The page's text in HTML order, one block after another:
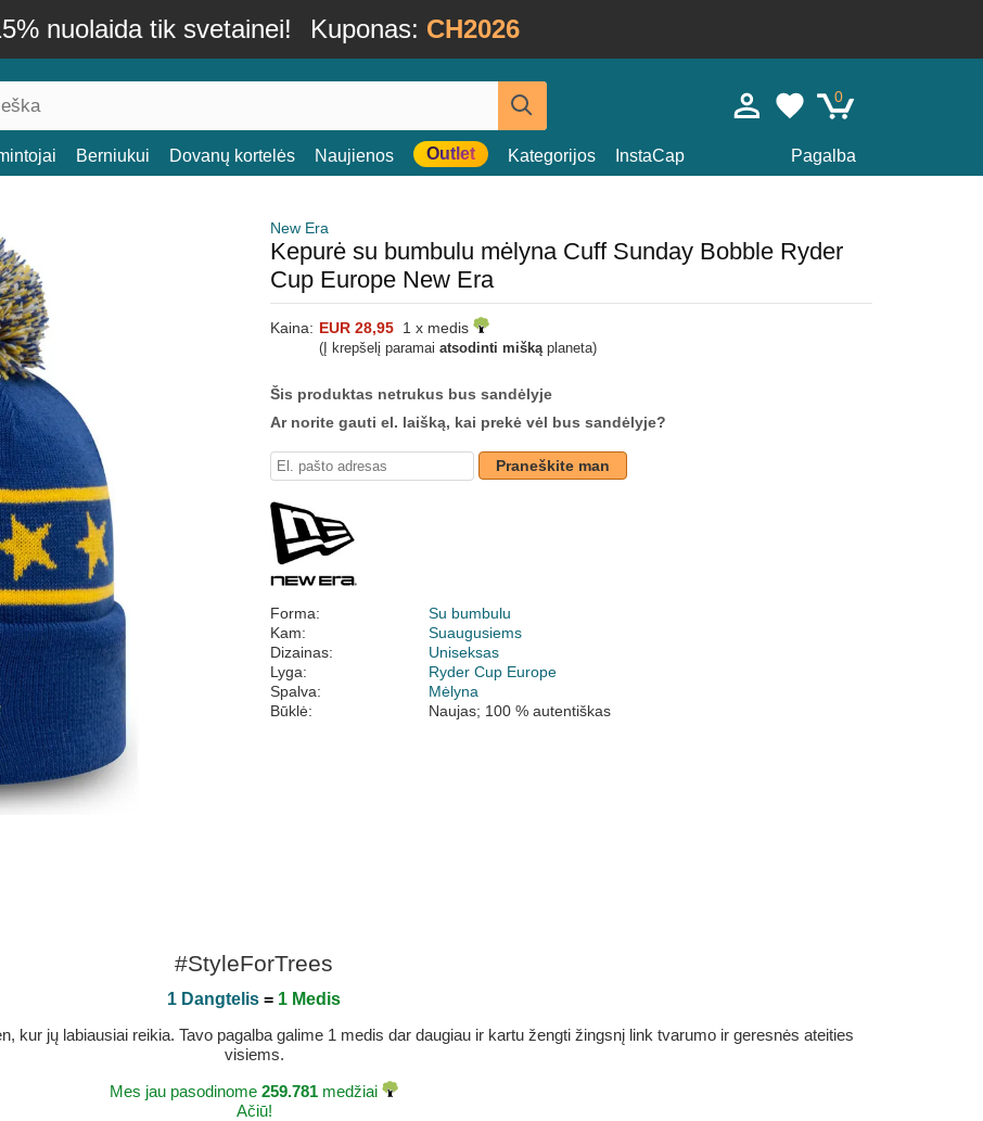
nuolaida tik svetainei! Kuponas: CH2026
0
Berniukui Dovanų kortelės Naujienos Outlet Kategorijos InstaCap Pagalba
New Era
Kepurė su bumbulu mėlyna Cuff Sunday Bobble Ryder
Cup Europe New Era
Kaina: EUR 28,95 1 x medis
(Į krepšelį paramai atsodinti miškąplaneta)
Šis produktas netrukus bus sandėlyje
Ar norite gauti el. laišką, kai prekė vėl bus sandėlyje?
Praneškite man
Forma:
Su bumbulu
Kam:
Suaugusiems
Dizainas:
Uniseksas
Lyga:
Ryder Cup Europe
Spalva:
Mėlyna
Būklė:
Naujas; 100 % autentiškas
#StyleForTrees
1 Dangtelis = 1 Medis
kur jų labiausiai reikia. Tavo pagalba galime 1 medis dar daugiau ir kartu žengti žingsnį link tvarumo ir geresnės ateities
visiems.
Mes jau pasodinome 259.781 medžiai
Ačiū!